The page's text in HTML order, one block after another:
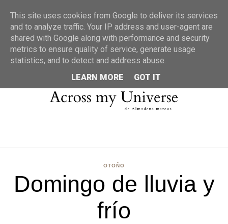
MENU
OTOÑO
Domingo de lluvia y
frío
This site uses cookies from Google to deliver its services
and to analyze traffic. Your IP address and user-agent are
shared with Google along with performance and security
metrics to ensure quality of service, generate usage
statistics, and to detect and address abuse.
LEARN MORE
GOT IT